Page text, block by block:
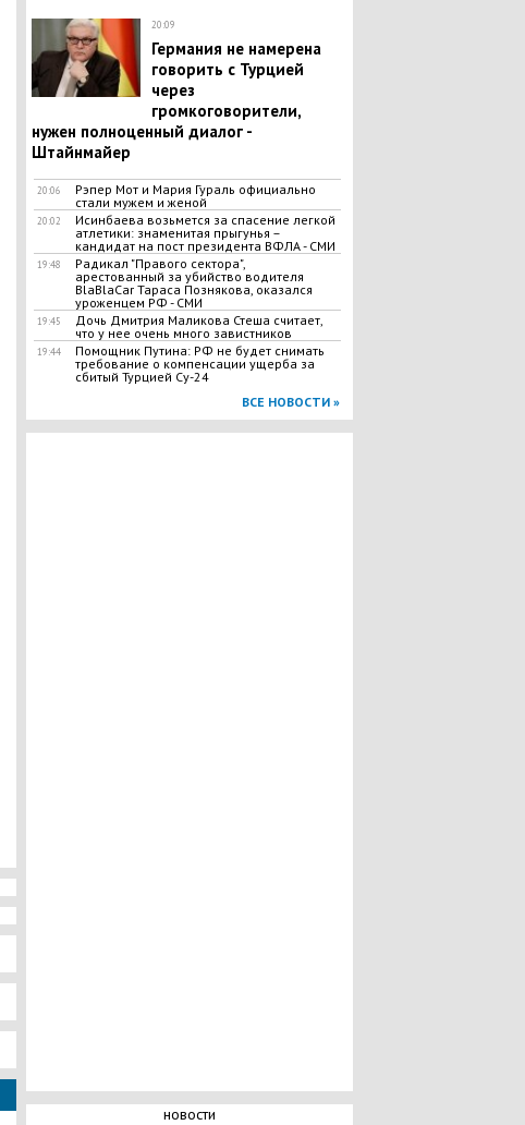
20:09
Германия не намерена
говорить с Турцией
через
громкоговорители,
нужен полноценный диалог -
Штайнмайер
20:06
Рэпер Мот и Мария Гураль официально
стали мужем и женой
20:02
Исинбаева возьмется за спасение легкой
атлетики: знаменитая прыгунья –
кандидат на пост президента ВФЛА - СМИ
19:48
Радикал "Правого сектора",
арестованный за убийство водителя
BlaBlaCar Тараса Познякова, оказался
уроженцем РФ - СМИ
19:45
Дочь Дмитрия Маликова Стеша считает,
что у нее очень много завистников
19:44
Помощник Путина: РФ не будет снимать
требование о компенсации ущерба за
сбитый Турцией Су-24
ВСЕ НОВОСТИ »
новости